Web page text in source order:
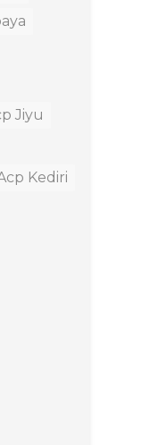
Jiyu
Kediri